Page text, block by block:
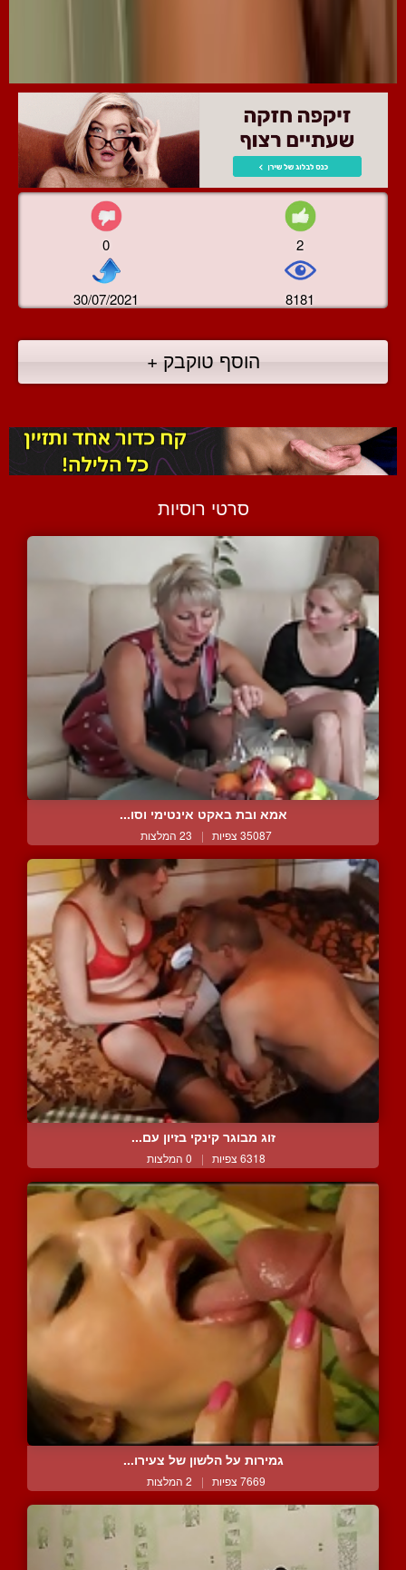
0 2
30/07/2021 8181
הוסף טוקבק +
סרטי רוסיות
אמא ובת באקט אינטימי וסו...
35087 צפיות | 23 המלצות
זוג מבוגר קינקי בזיון עם...
6318 צפיות | 0 המלצות
גמירות על הלשון של צעירו...
7669 צפיות | 2 המלצות